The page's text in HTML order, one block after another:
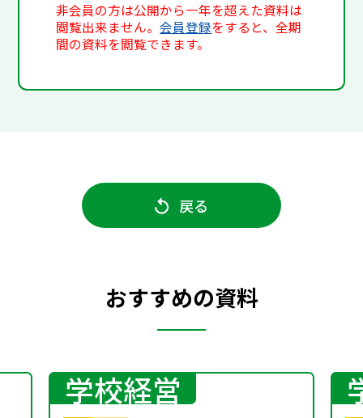
非会員の方は公開から一年を超えた資料は
閲覧出来ません。会員登録をすると、全期
間の資料を閲覧できます。
戻る
おすすめの資料
学校経営